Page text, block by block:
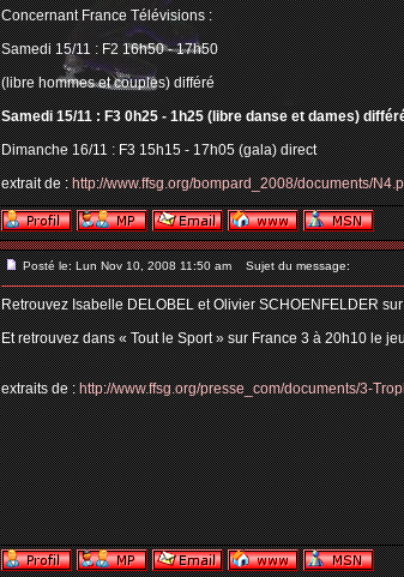
Concernant France Télévisions :
Samedi 15/11 : F2 16h50 - 17h50
(libre hommes et couples) différé
Samedi 15/11 : F3 0h25 - 1h25 (libre danse et dames)
Dimanche 16/11 : F3 15h15 - 17h05 (gala) direct
extrait de :http://www.ffsg.org/bompard_2008/documents/
Posté le: Lun Nov 10, 2008 11:50 am Sujet du message:
Retrouvez Isabelle DELOBEL et Olivier SCHOENFELDER
Et retrouvez dans « Tout le Sport » sur France 3 à 20h10 le
extraits de :http://www.ffsg.org/presse_com/documents/3-